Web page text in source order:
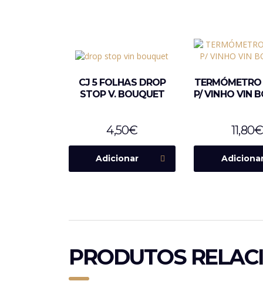
CJ 5 FOLHAS DROP
STOP V. BOUQUET
4,50€
Adicionar
P/ VINHO VIN
11,80€
PRODUTOS